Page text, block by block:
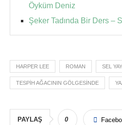
Öyküm Deniz
Şeker Tadında Bir Ders –
HARPER LEE ROMAN SEL
TESPIH AĞACININ GÖLGESINDE
PAYLAŞ 0